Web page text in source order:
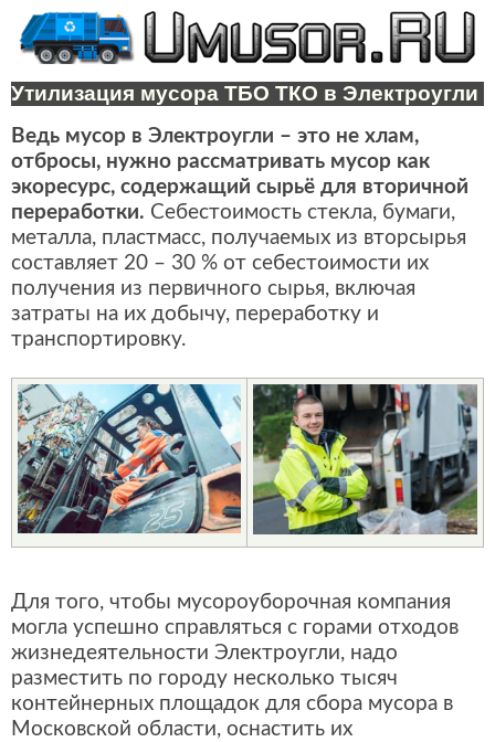
Утилизация мусора ТБО ТКО в Электроугли
Ведь мусор в Электроугли – это не хлам,
отбросы, нужно рассматривать мусор как
экоресурс, содержащий сырьё для вторичной
переработки. Себестоимость стекла, бумаги,
металла, пластмасс, получаемых из вторсырья
составляет 20 – 30 % от себестоимости их
получения из первичного сырья, включая
затраты на их добычу, переработку и
транспортировку.
Для того, чтобы мусороуборочная компания
могла успешно справляться с горами отходов
жизнедеятельности Электроугли, надо
разместить по городу несколько тысяч
контейнерных площадок для сбора мусора в
Московской области, оснастить их